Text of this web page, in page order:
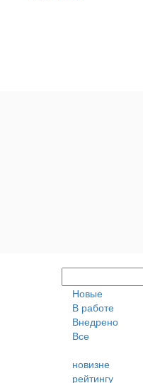
Новые
В работе
Внедрено
Все
новизне
рейтингу